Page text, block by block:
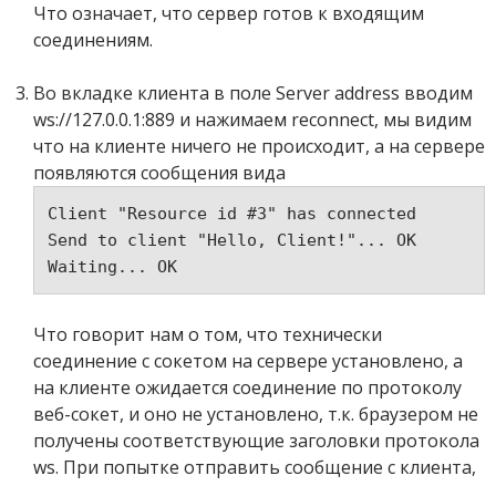
Что означает, что сервер готов к входящим
соединениям.
Во вкладке клиента в поле Server address вводим
ws://127.0.0.1:889 и нажимаем reconnect, мы видим
что на клиенте ничего не происходит, а на сервере
появляются сообщения вида
Client "Resource id #3" has connected
Send to client "Hello, Client!"... OK
Что говорит нам о том, что технически
соединение с сокетом на сервере установлено, а
на клиенте ожидается соединение по протоколу
веб-сокет, и оно не установлено, т.к. браузером не
получены соответствующие заголовки протокола
ws. При попытке отправить сообщение с клиента,